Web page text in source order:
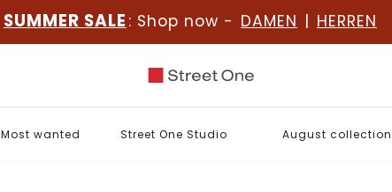
SUMMER SALE : Shop now - DAMEN | HERREN
Most wanted Street One Studio August collection